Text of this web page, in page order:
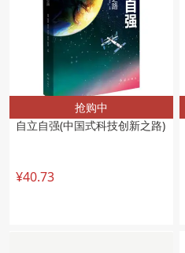
抢购中
自立自强(中国式科技创新之路)
¥40.73